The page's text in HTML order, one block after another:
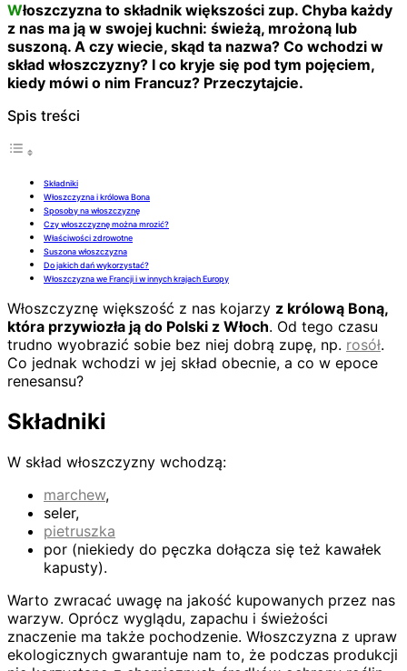
Włoszczyzna to składnik większości zup. Chyba każdy
z nas ma ją w swojej kuchni: świeżą, mrożoną lub
suszoną. A czy wiecie, skąd ta nazwa? Co wchodzi w
skład włoszczyzny? I co kryje się pod tym pojęciem,
kiedy mówi o nim Francuz? Przeczytajcie.
Spis treści
Składniki
Włoszczyzna i królowa Bona
Sposoby na włoszczyznę
Czy włoszczyznę można mrozić?
Właściwości zdrowotne
Suszona włoszczyzna
Do jakich dań wykorzystać?
Włoszczyzna we Francji i w innych krajach Europy
Włoszczyznę większość z nas kojarzy z królową Boną,
która przywiozła ją do Polski z Włoch. Od tego czasu
trudno wyobrazić sobie bez niej dobrą zupę, np. rosół.
Co jednak wchodzi w jej skład obecnie, a co w epoce
renesansu?
Składniki
W skład włoszczyzny wchodzą:
marchew,
seler,
pietruszka
por (niekiedy do pęczka dołącza się też kawałek
kapusty).
Warto zwracać uwagę na jakość kupowanych przez nas
warzyw. Oprócz wyglądu, zapachu i świeżości
znaczenie ma także pochodzenie. Włoszczyzna z upraw
ekologicznych gwarantuje nam to, że podczas produkcji